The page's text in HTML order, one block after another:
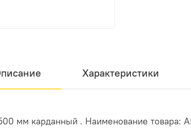
Характеристики
мм карданный . Наименование товара: